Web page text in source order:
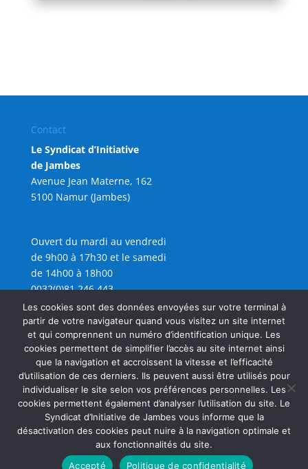
Contact
Le Syndicat d’Initiative
de Jambes
Avenue Jean Materne, 162
5100 Namur (Jambes)
Ouvert du mardi au vendredi
de 9h00 à 17h30 et le samedi
de 14h00 à 18h00
0032(0)81 246 443
info@sijambes.be
Les cookies sont des données envoyées sur votre terminal à
partir de votre navigateur quand vous visitez un site internet
et qui comprennent un numéro d’identification unique. Les
cookies permettent de simplifier l’accès au site internet ainsi
que la navigation et accroissent la vitesse et l’efficacité
d’utilisation de ces derniers. Ils peuvent aussi être utilisés pour
individualiser le site selon vos préférences personnelles. Les
cookies permettent également d’analyser l’utilisation du site. Le
Syndicat d’Initiative de Jambes vous informe que la
désactivation des cookies peut nuire à la navigation optimale et
aux fonctionnalités du site.
Accepté
Politique de confidentialité